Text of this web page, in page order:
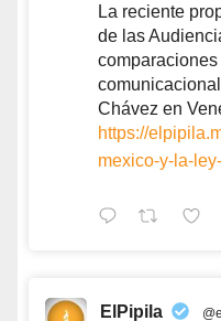
La reciente
de las
Chávez en
https://
mexico-y-la-
ElPipila